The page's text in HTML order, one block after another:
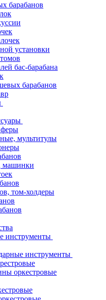
барабанов
установки
бас-барабана
барабанов
мультитулы
машинки
том-холдеры
инструменты
инструменты
оркестровые